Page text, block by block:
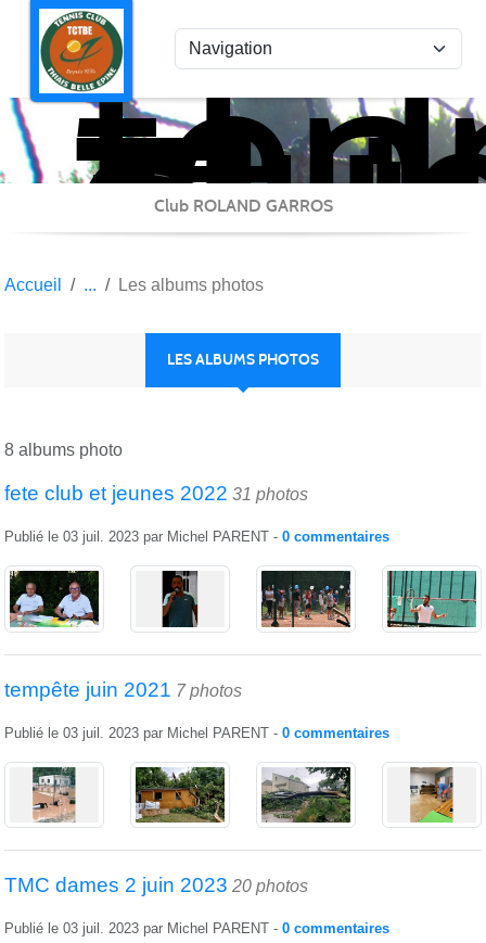
Club ROLAND GARROS
Accueil Les albums photos
LES ALBUMS PHOTOS
8 albums photo
fete club et jeunes 2022 31 photos
Publié le 03 juil. 2023 par Michel PARENT - 0 commentaires
tempête juin 2021 7 photos
Publié le 03 juil. 2023 par Michel PARENT - 0 commentaires
TMC dames 2 juin 2023 20 photos
Publié le 03 juil. 2023 par Michel PARENT - 0 commentaires
Panneau de gestion des cookies